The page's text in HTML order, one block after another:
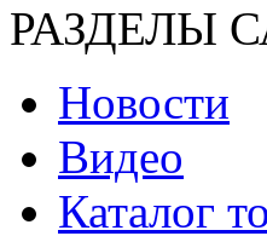
РАЗДЕЛЫ
Новости
Видео
Каталог